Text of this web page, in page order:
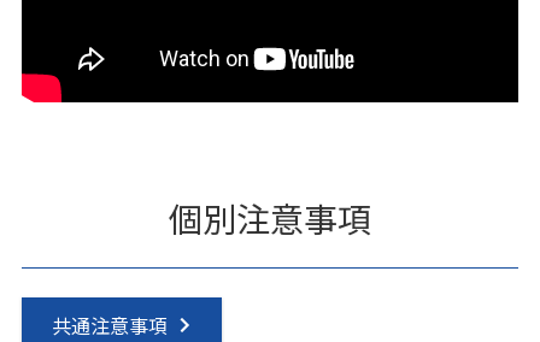
個別注意事項
共通注意事項